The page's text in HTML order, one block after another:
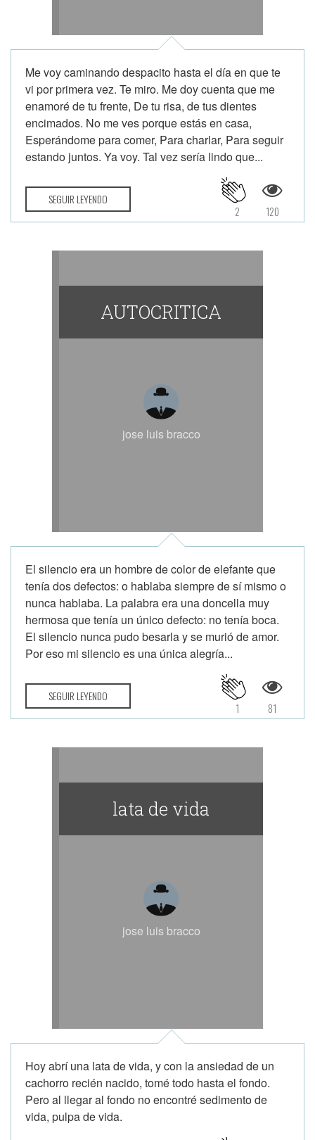
Me voy caminando despacito hasta el día en que te
vi por primera vez. Te miro. Me doy cuenta que me
enamoré de tu frente, De tu risa, de tus dientes
encimados. No me ves porque estás en casa,
Esperándome para comer, Para charlar, Para seguir
estando juntos. Ya voy. Tal vez sería lindo que...
SEGUIR LEYENDO
120
2
AUTOCRITICA
jose luis bracco
El silencio era un hombre de color de elefante que
tenía dos defectos: o hablaba siempre de sí mismo o
nunca hablaba. La palabra era una doncella muy
hermosa que tenía un único defecto: no tenía boca.
El silencio nunca pudo besarla y se murió de amor.
Por eso mi silencio es una única alegría...
SEGUIR LEYENDO
81
1
lata de vida
jose luis bracco
Hoy abrí una lata de vida, y con la ansiedad de un
cachorro recién nacido, tomé todo hasta el fondo.
Pero al llegar al fondo no encontré sedimento de
vida, pulpa de vida.